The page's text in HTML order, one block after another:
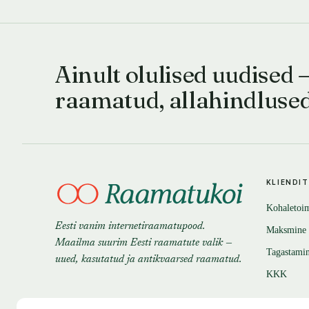
Ainult olulised uudised
raamatud,
Eesti vanim internetiraamatupood.
Maailma suurim Eesti raamatute valik —
uued, kasutatud ja antikvaarsed raamatud.
Maksmine
KKK